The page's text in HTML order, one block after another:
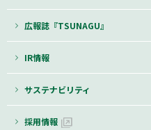
広報誌『TSUNAGU』
IR情報
サステナビリティ
採用情報